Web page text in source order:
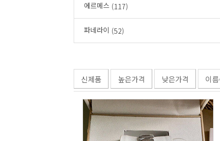
에르메스 (117)
파네라이 (52)
신제품 높은가격 낮은가격 이